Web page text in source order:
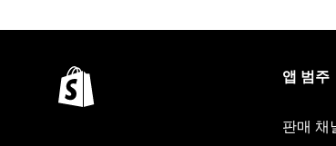
앱 범주
판매 채